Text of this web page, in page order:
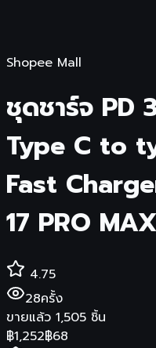
Shopee Mall
ชุดชาร์จ PD
Type C to
Fast
17 PRO
4.75
28ครั้ง
ขายแล้ว 1,505 ชิ้น
฿1,252฿68